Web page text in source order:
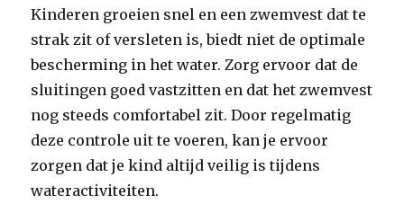
Kinderen groeien snel en een zwemvest dat te
strak zit of versleten is, biedt niet de optimale
bescherming in het water. Zorg ervoor dat de
sluitingen goed vastzitten en dat het zwemvest
nog steeds comfortabel zit. Door regelmatig
deze controle uit te voeren, kan je ervoor
zorgen dat je kind altijd veilig is tijdens
wateractiviteiten.